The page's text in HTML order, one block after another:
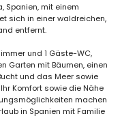
Spanien, mit einem
sich in einer waldreichen,
entfernt.
und 1 Gäste-WC,
Garten mit Bäumen, einen
und das Meer sowie
Komfort sowie die Nähe
machen
in Spanien mit Familie